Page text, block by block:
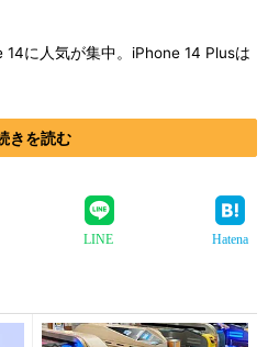
14に人気が集中。iPhone 14 Plusは
きを読む
LINE Hatena